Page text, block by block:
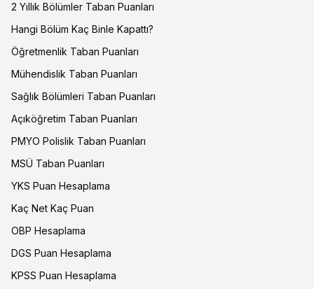
2 Yıllık Bölümler Taban Puanları
Hangi Bölüm Kaç Binle Kapattı?
Öğretmenlik Taban Puanları
Mühendislik Taban Puanları
Sağlık Bölümleri Taban Puanları
Açıköğretim Taban Puanları
PMYO Polislik Taban Puanları
MSÜ Taban Puanları
YKS Puan Hesaplama
Kaç Net Kaç Puan
OBP Hesaplama
DGS Puan Hesaplama
KPSS Puan Hesaplama